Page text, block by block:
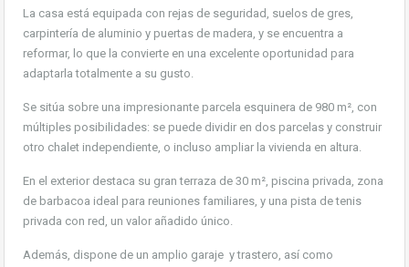
La casa está equipada con rejas de seguridad, suelos de gres,
carpintería de aluminio y puertas de madera, y se encuentra a
reformar, lo que la convierte en una excelente oportunidad para
adaptarla totalmente a su gusto.
Se sitúa sobre una impresionante parcela esquinera de 980 m², con
múltiples posibilidades: se puede dividir en dos parcelas y construir
otro chalet independiente, o incluso ampliar la vivienda en altura.
En el exterior destaca su gran terraza de 30 m², piscina privada, zona
de barbacoa ideal para reuniones familiares, y una pista de tenis
privada con red, un valor añadido único.
Además, dispone de un amplio garaje y trastero, así como